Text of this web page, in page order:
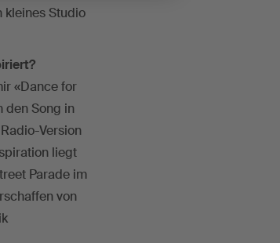
kleines Studio
«Dance for
den Song in
Version
liegt
Parade im
von